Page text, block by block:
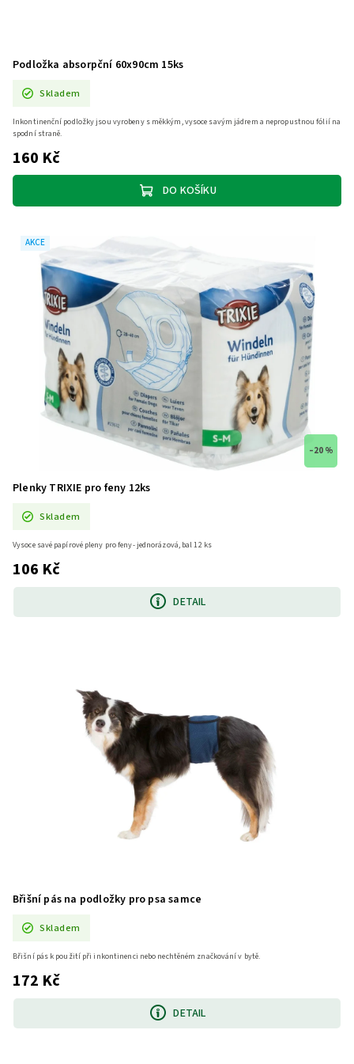
Podložka absorpční 60x90cm 15ks
Skladem
160 Kč
DO KOŠÍKU
Inkontinenční podložky jsou vyrobeny s měkkým, vysoce savým jádrem a nepropustnou fólií na
spodní straně.
AKCE
–20 %
Plenky TRIXIE pro feny 12ks
Skladem
106 Kč
DETAIL
Vysoce savé papírové pleny pro feny- jednorázová, bal 12 ks
Břišní pás na podložky pro psa samce
Skladem
172 Kč
DETAIL
Břišní pás k použití při inkontinenci nebo nechtěném značkování v bytě.